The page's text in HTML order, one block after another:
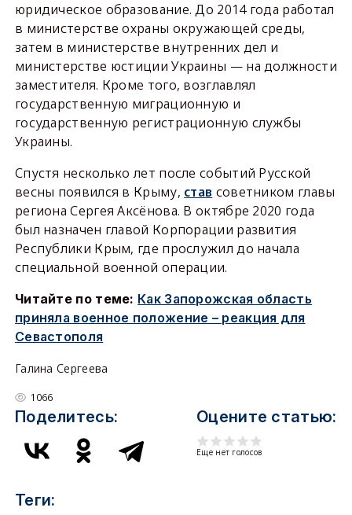
юридическое образование. До 2014 года работал
в министерстве охраны окружающей среды,
затем в министерстве внутренних дел и
министерстве юстиции Украины — на должности
заместителя. Кроме того, возглавлял
государственную миграционную и
государственную регистрационную службы
Украины.
Спустя несколько лет после событий Русской
весны появился в Крыму, став советником главы
региона Сергея Аксёнова. В октябре 2020 года
был назначен главой Корпорации развития
Республики Крым, где прослужил до начала
специальной военной операции.
Читайте по теме: Как Запорожская область
приняла военное положение – реакция для
Севастополя
Галина Сергеева
1066
Поделитесь: Оцените статью:
Еще нет голосов
Теги: